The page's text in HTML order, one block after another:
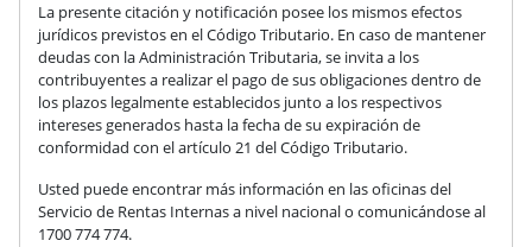
La presente citación y notificación posee los mismos efectos
jurídicos previstos en el Código Tributario. En caso de mantener
deudas con la Administración Tributaria, se invita a los
contribuyentes a realizar el pago de sus obligaciones dentro de
los plazos legalmente establecidos junto a los respectivos
intereses generados hasta la fecha de su expiración de
conformidad con el artículo 21 del Código Tributario.
Usted puede encontrar más información en las oficinas del
Servicio de Rentas Internas a nivel nacional o comunicándose al
1700 774 774.